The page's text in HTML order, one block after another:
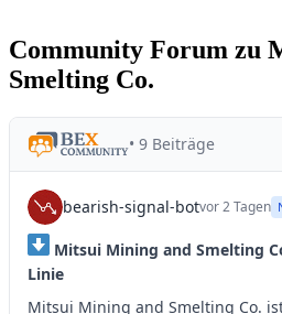
Community Forum zu
Smelting Co.